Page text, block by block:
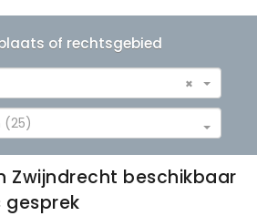
of rechtsgebied
×
(25)
Zwijndrecht beschikbaar